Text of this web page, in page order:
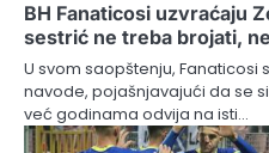
BH Fanaticosi uzvraćaju
sestrić ne treba brojati,
U svom saopštenju, Fanaticosi
navode, pojašnjavajući da se
već godinama odvija na isti…